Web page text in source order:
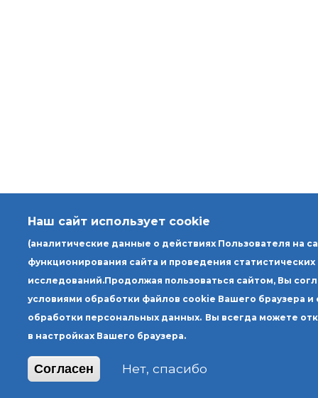
Наш сайт использует cookie
(аналитические данные о действиях Пользователя на
функционирования сайта и проведения статистических
исследований.Продолжая пользоваться сайтом, Вы
условиями обработки файлов cookie Вашего браузера и
обработки персональных данных. Вы всегда можете
в настройках Вашего браузера.
Согласен Нет, спасибо